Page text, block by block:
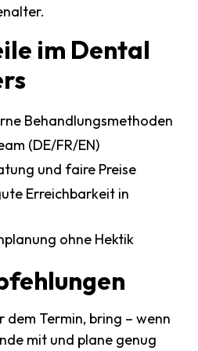
im Dental
Behandlungsmethoden
(DE/FR/EN)
und faire Preise
Erreichbarkeit in
ohne Hektik
Termin, bring – wenn
mit und plane genug